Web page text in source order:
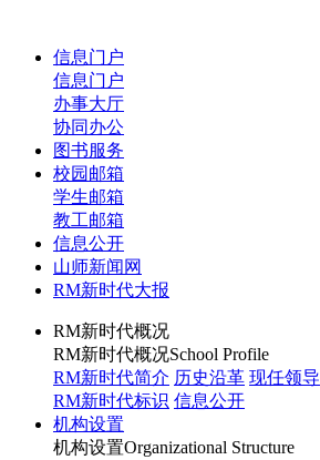
信息门户
信息门户
办事大厅
协同办公
图书服务
校园邮箱
学生邮箱
教工邮箱
信息公开
山师新闻网
RM新时代大报
RM新时代概况
RM新时代概况School Profile
RM新时代简介 历史沿革 现任领导
RM新时代标识 信息公开
机构设置
机构设置Organizational Structure